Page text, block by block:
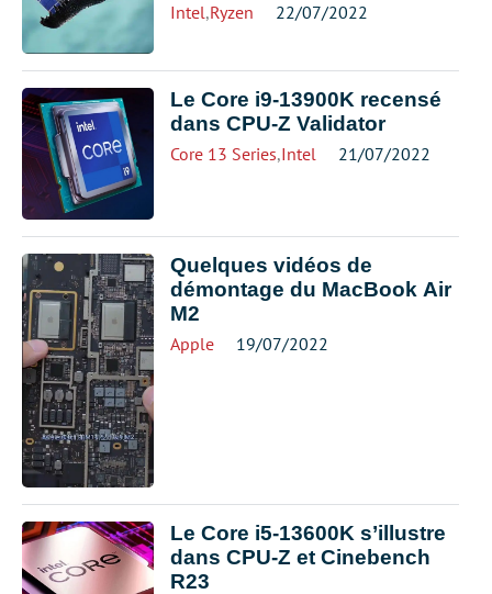
Intel,Ryzen 22/07/2022
Le Core i9-13900K recensé
dans CPU-Z Validator
Core 13 Series,Intel 21/07/2022
Quelques vidéos de
démontage du MacBook Air
M2
Apple 19/07/2022
Le Core i5-13600K s’illustre
dans CPU-Z et Cinebench
R23